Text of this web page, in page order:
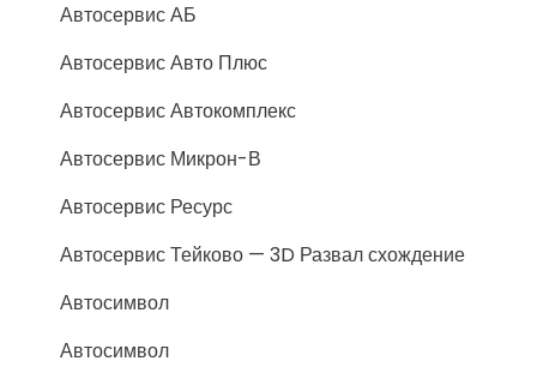
Автосервис АБ
Автосервис Авто Плюс
Автосервис Автокомплекс
Автосервис Микрон-В
Автосервис Ресурс
Автосервис Тейково — 3D Развал схождение
Автосимвол
Автосимвол